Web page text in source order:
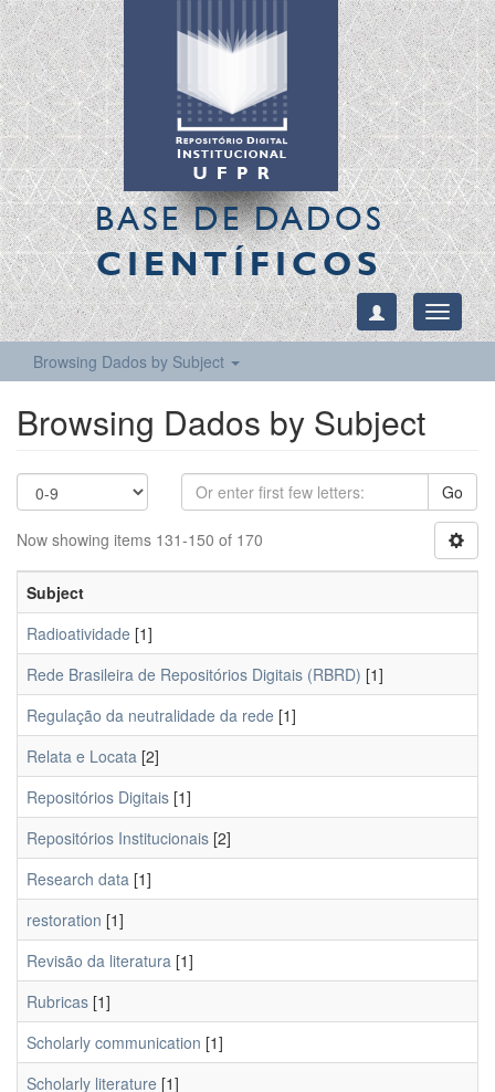
BASE DE DADOS
CIENTÍFICOS
Toggle
Browsing Dados by Subject
Browsing Dados by Subject
Go
Now showing items 131-150 of 170
Subject
Radioatividade [1]
Rede Brasileira de Repositórios Digitais (RBRD) [1]
Regulação da neutralidade da rede [1]
Relata e Locata [2]
Repositórios Digitais [1]
Repositórios Institucionais [2]
Research data [1]
restoration [1]
Revisão da literatura [1]
Rubricas [1]
Scholarly communication [1]
Scholarly literature [1]